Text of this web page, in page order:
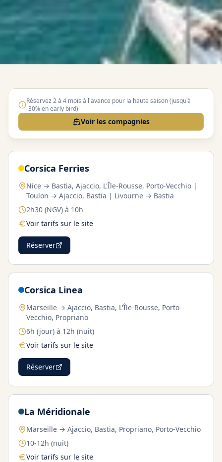
Ferry
Réservez 2 à 4 mois à l'avance pour la haute saison (jusqu'à
-30% en early bird)
Voir les compagnies
Corsica Ferries
Nice → Bastia, Ajaccio, L'Île-Rousse, Porto-Vecchio |
Toulon → Ajaccio, Bastia | Livourne → Bastia
2h30 (NGV) à 10h
Voir tarifs sur le site
Réserver
Corsica Linea
Marseille → Ajaccio, Bastia, L'Île-Rousse, Porto-
Vecchio, Propriano
6h (jour) à 12h (nuit)
Voir tarifs sur le site
Réserver
La Méridionale
Marseille → Ajaccio, Bastia, Propriano, Porto-Vecchio
10-12h (nuit)
Voir tarifs sur le site